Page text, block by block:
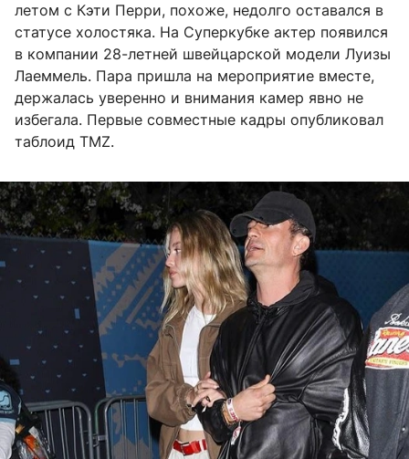
летом с Кэти Перри, похоже, недолго оставался в
статусе холостяка. На Суперкубке актер появился
в компании 28-летней швейцарской модели Луизы
Лаеммель. Пара пришла на мероприятие вместе,
держалась уверенно и внимания камер явно не
избегала. Первые совместные кадры опубликовал
таблоид TMZ.